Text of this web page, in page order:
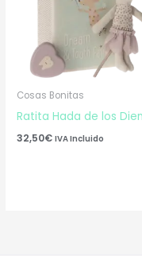
Cosas Bonitas
Ratita Hada de los
32,50€ IVA Incluido